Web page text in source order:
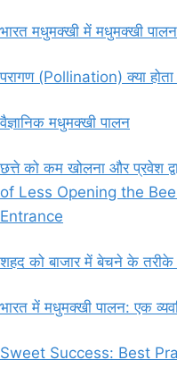
भारत मधुमक्खी में मधुमक्खी
परागण (Pollination) क्या
वैज्ञानिक मधुमक्खी पालन
छत्ते को कम खोलना और प्रवेश
of Less Opening the
Entrance
शहद को बाजार में बेचने के तरीके
भारत में मधुमक्खी पालन: एक
Sweet Success: Best